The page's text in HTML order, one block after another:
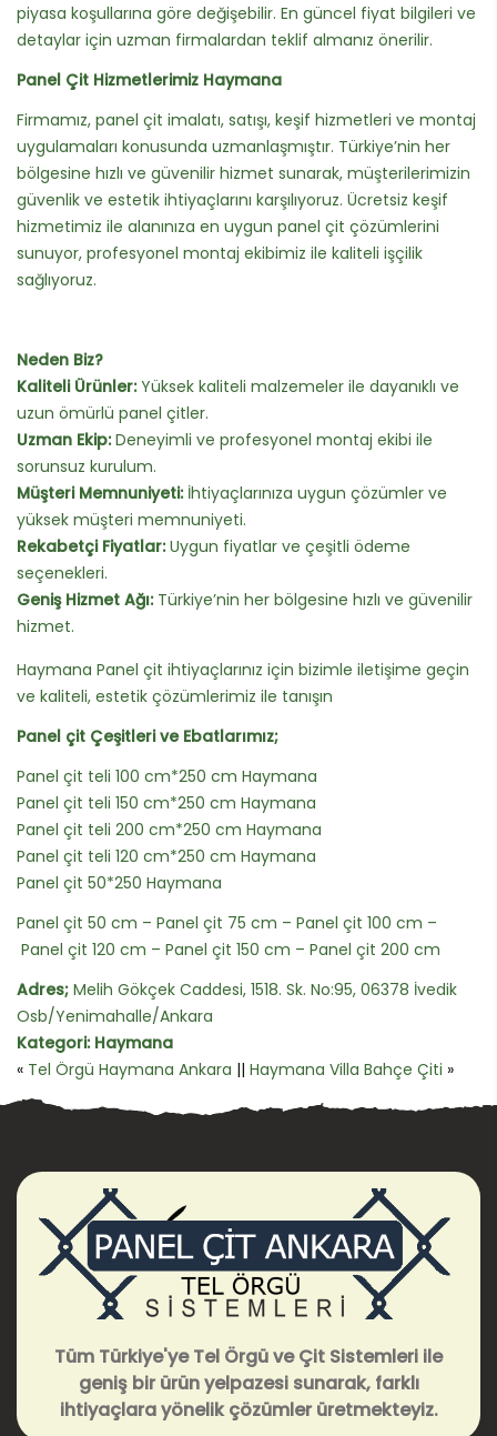
piyasa koşullarına göre değişebilir. En güncel fiyat bilgileri ve
detaylar için uzman firmalardan teklif almanız önerilir.
Panel Çit Hizmetlerimiz Haymana
Firmamız, panel çit imalatı, satışı, keşif hizmetleri ve montaj
uygulamaları konusunda uzmanlaşmıştır. Türkiye’nin her
bölgesine hızlı ve güvenilir hizmet sunarak, müşterilerimizin
güvenlik ve estetik ihtiyaçlarını karşılıyoruz. Ücretsiz keşif
hizmetimiz ile alanınıza en uygun panel çit çözümlerini
sunuyor, profesyonel montaj ekibimiz ile kaliteli işçilik
sağlıyoruz.
Neden Biz?
Kaliteli Ürünler:Yüksek kaliteli malzemeler ile dayanıklı ve
uzun ömürlü panel çitler.
Uzman Ekip:Deneyimli ve profesyonel montaj ekibi ile
sorunsuz kurulum.
Müşteri Memnuniyeti:İhtiyaçlarınıza uygun çözümler ve
yüksek müşteri memnuniyeti.
Rekabetçi Fiyatlar:Uygun fiyatlar ve çeşitli ödeme
seçenekleri.
Geniş Hizmet Ağı:Türkiye’nin her bölgesine hızlı ve güvenilir
hizmet.
Haymana Panel çit ihtiyaçlarınız için bizimle iletişime geçin
ve kaliteli, estetik çözümlerimiz ile tanışın
Panel çit Çeşitleri ve Ebatlarımız;
Panel çit teli 100 cm*250 cm Haymana
Panel çit teli 150 cm*250 cm Haymana
Panel çit teli 200 cm*250 cm Haymana
Panel çit teli 120 cm*250 cm Haymana
Panel çit 50*250 Haymana
Panel çit 50 cm – Panel çit 75 cm – Panel çit 100 cm –
Panel çit 120 cm – Panel çit 150 cm – Panel çit 200 cm
Adres; Melih Gökçek Caddesi, 1518. Sk. No:95, 06378 İvedik
Osb/Yenimahalle/Ankara
Kategori: Haymana
« Tel Örgü Haymana Ankara || Haymana Villa Bahçe Çiti »
Tüm Türkiye'ye Tel Örgü ve Çit Sistemleri ile
geniş bir ürün yelpazesi sunarak, farklı
ihtiyaçlara yönelik çözümler üretmekteyiz.